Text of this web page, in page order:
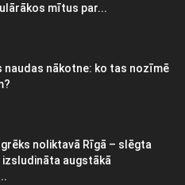
mītus par...
naudas nākotne: ko tas nozīmē
noliktavā Rīgā – slēgta
izsludināta augstākā